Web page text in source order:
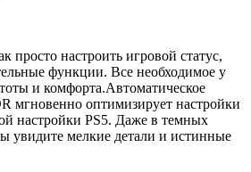
просто настроить игровой статус,
функции. Все необходимое у
и комфорта.Автоматическое
мгновенно оптимизирует настройки
настройки PS5. Даже в темных
увидите мелкие детали и истинные